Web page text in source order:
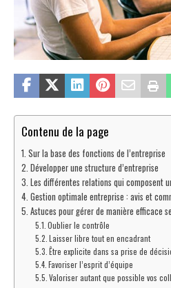
Contenu de la page
Sur la base des fonctions de l’entreprise
Développer une structure d’entreprise
Les différentes relations qui composent
Gestion optimale entreprise : avis et
Astuces pour gérer de manière efficace
Oublier le contrôle
Laisser libre tout en encadrant
Être explicite dans sa prise de
Favoriser l’esprit d’équipe
Valoriser autant que possible vos